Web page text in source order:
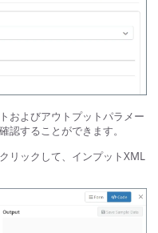
およびアウトプットパラメー
認することができます。
リックして、インプットXML